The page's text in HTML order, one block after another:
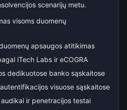
scenarijų metu.
visoms duomenų
apsaugos atitikimas
iTech Labs ir eCOGRA
dedikuotose banko sąskaitose
visuose sąskaitose
ir penetracijos testai